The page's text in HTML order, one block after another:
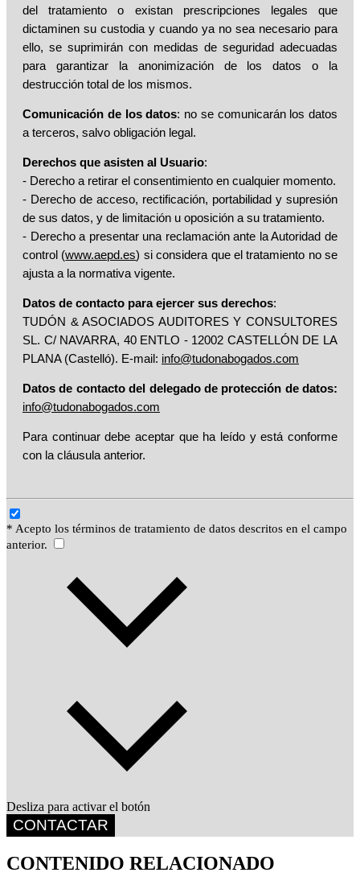
del tratamiento o existan prescripciones legales que
dictaminen su custodia y cuando ya no sea necesario para
ello, se suprimirán con medidas de seguridad adecuadas
para garantizar la anonimización de los datos o la
destrucción total de los mismos.
Comunicación de los datos: no se comunicarán los datos
a terceros, salvo obligación legal.
Derechos que asisten al Usuario:
- Derecho a retirar el consentimiento en cualquier momento.
- Derecho de acceso, rectificación, portabilidad y supresión
de sus datos, y de limitación u oposición a su tratamiento.
- Derecho a presentar una reclamación ante la Autoridad de
control (www.aepd.es) si considera que el tratamiento no se
ajusta a la normativa vigente.
Datos de contacto para ejercer sus derechos:
TUDÓN & ASOCIADOS AUDITORES Y CONSULTORES
SL. C/ NAVARRA, 40 ENTLO - 12002 CASTELLÓN DE LA
PLANA (Castelló). E-mail: info@tudonabogados.com
Datos de contacto del delegado de protección de datos:
info@tudonabogados.com
Para continuar debe aceptar que ha leído y está conforme
con la cláusula anterior.
* Acepto los términos de tratamiento de datos descritos en el campo
anterior.
Desliza para activar el botón
CONTACTAR
CONTENIDO RELACIONADO